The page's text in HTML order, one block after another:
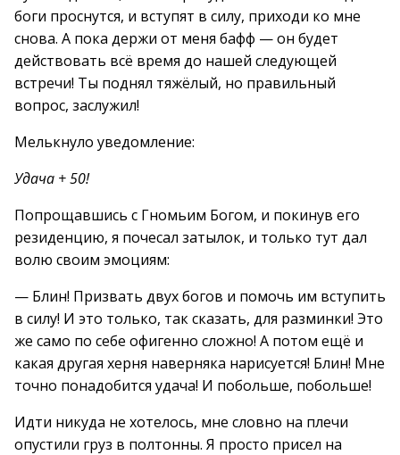
боги проснутся, и вступят в силу, приходи ко мне
снова. А пока держи от меня бафф — он будет
действовать всё время до нашей следующей
встречи! Ты поднял тяжёлый, но правильный
вопрос, заслужил!
Мелькнуло уведомление:
Удача + 50!
Попрощавшись с Гномьим Богом, и покинув его
резиденцию, я почесал затылок, и только тут дал
волю своим эмоциям:
— Блин! Призвать двух богов и помочь им вступить
в силу! И это только, так сказать, для разминки! Это
же само по себе офигенно сложно! А потом ещё и
какая другая херня наверняка нарисуется! Блин! Мне
точно понадобится удача! И побольше, побольше!
Идти никуда не хотелось, мне словно на плечи
опустили груз в полтонны. Я просто присел на